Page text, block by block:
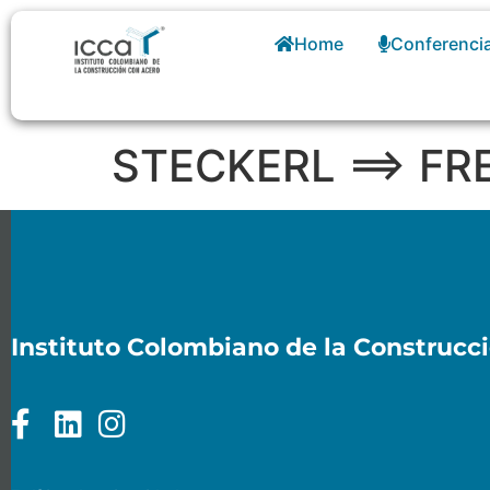
Home
STECKERL ==>
Instituto Colombiano de la